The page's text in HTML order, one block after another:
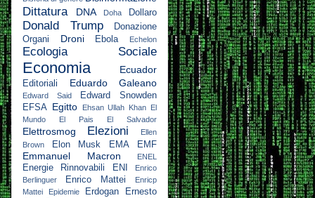
Dittatura DNA Doha Dollaro
Donald Trump
Donazione
Organi
Droni Ebola Echelon
Ecologia Sociale
Economia Ecuador
Editoriali Eduardo Galeano
Edward Said
Edward Snowden
EFSA Egitto Ehsan Ullah Khan El
Mundo
El Pais El Salvador
Elettrosmog Elezioni
Ellen
Brown
Elon Musk EMA EMF
Emmanuel Macron ENEL
Energie Rinnovabili ENI
Enrico
Berlinguer
Enrico Mattei
Enricp
Mattei
Epidemie Erdogan
Ernesto